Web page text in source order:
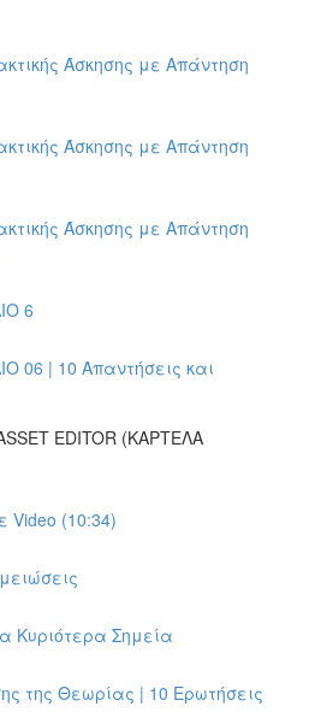
Άσκησης με Απάντηση
Άσκησης με Απάντηση
Άσκησης με Απάντηση
6
06 | 10 Απαντήσεις και
EDITOR (ΚΑΡΤΕΛΑ
Video (10:34)
Κυριότερα Σημεία
της Θεωρίας | 10 Ερωτήσεις